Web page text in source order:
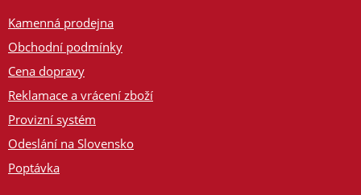
Kamenná prodejna
Obchodní podmínky
Cena dopravy
Reklamace a vrácení zboží
Provizní systém
Odeslání na Slovensko
Poptávka